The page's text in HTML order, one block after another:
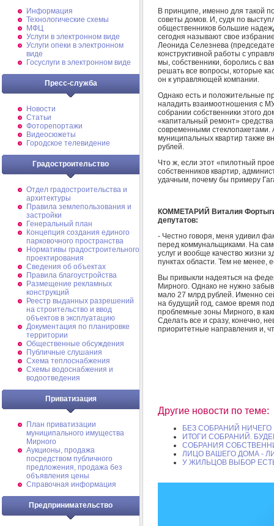
Информация
Технологические схемы
МФЦ
Услуги в электронном виде
Услуги опеки в электронном
виде
Госуслуги в электронном виде
Пресс-служба
Новости
Статьи
Фоторепортажи
Видеосюжеты
Городское телевидение
Градостроительство
Отдел градостроительства и
архитектуры
Правила землепользования и
застройки
Генеральный план
Концепция создания единого
парковочного пространства
Нормативы градостроительного
проектирования
Сведения об объектах
Правила благоустройства
Размещение рекламных
конструкций
Реестр выданных разрешений
на строительство и ввод
объектов в эксплуатацию
Документация по планировке
территории
Общественные обсуждения
Публичные слушания
Схема теплоснабжения
Схемы водоснабжения и
водоотведения
Приватизация
План приватизации
муниципального имущества
Мирного
Аукционы, продажа
посредством публичного
предложения, продажа без
объявления цены
Справочная информация
Предпринимательство
В принципе, именно для такой
советы домов. И, судя по
общественников большие
сегодня называют свое
Леонида Селезнева
конструктивной работы с
мы, собственники, боролись с
решать все вопросы, которые
он к управляющей компании.
Однако есть и положительные
наладить взаимоотношения с
собрании собственники этого
«капитальный ремонт»
современными стеклопакетами.
муниципальных квартир также
рублей.
Что ж, если этот «пилотный
собственников квартир,
удачным, почему бы примеру
КОММЕТАРИЙ Виталия
депутатов:
- Честно говоря, меня удивил
перед коммунальщиками. На
услуг и вообще качество жизни
пунктах области. Тем не менее,
Вы привыкли надеяться на
Мирного. Однако не нужно
мало 27 млрд рублей. Именно
на будущий год, самое время
проблемные зоны Мирного, в
Сделать все и сразу, конечно,
приоритетные направления и,
Другие новости по теме:
БЕЗ СОБРАНИЙ
ИТОГИ СОБРАНИЙ.
СОБРАНИЯ
ЛИЦО ВАШЕГО ДОМА -
У ЖИЛЬЦОВ ВЫБОР